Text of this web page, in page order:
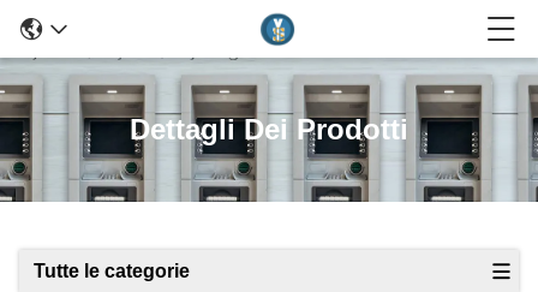
Dettagli Dei Prodotti
Tutte le categorie